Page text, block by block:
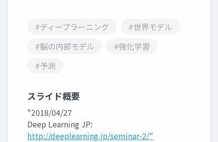
#ディープラーニング
#世界モデル
#脳の内部モデル
#強化学習
#予測
スライド概要
"2018/04/27
Deep Learning JP:
http://deeplearning.jp/seminar-2/"